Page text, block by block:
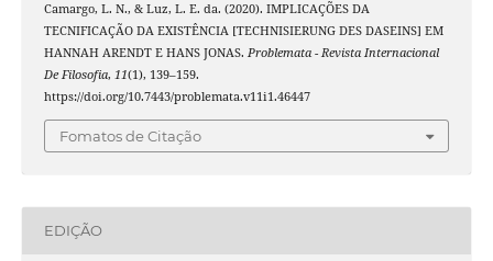
Camargo, L. N., & Luz, L. E. da. (2020). IMPLICAÇÕES DA
TECNIFICAÇÃO DA EXISTÊNCIA [TECHNISIERUNG DES DASEINS] EM
HANNAH ARENDT E HANS JONAS. Problemata - Revista Internacional
De Filosofia, 11(1), 139–159.
https://doi.org/10.7443/problemata.v11i1.46447
Fomatos de Citação
EDIÇÃO